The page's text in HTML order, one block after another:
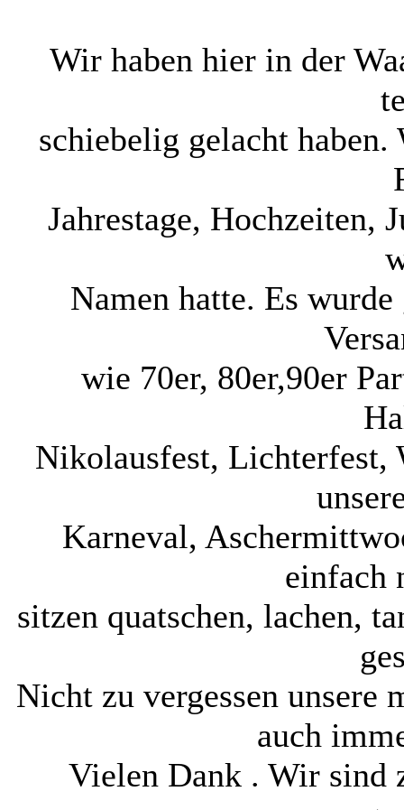
Wir haben hier in der
schiebelig gelacht
Jahrestage, Hochzeiten,
Namen hatte. Es
wie 70er, 80er,90er
Nikolausfest, Lichterfest,
Karneval,
einfach
sitzen quatschen, lachen,
Nicht zu vergessen unsere
auch
Vielen Dank . Wir sind